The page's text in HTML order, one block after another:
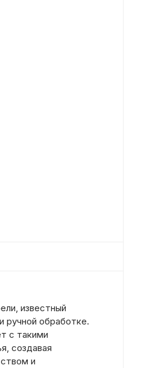
известный
ручной обработке.
с такими
создавая
и